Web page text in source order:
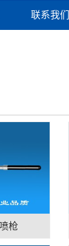
联系我们
枪